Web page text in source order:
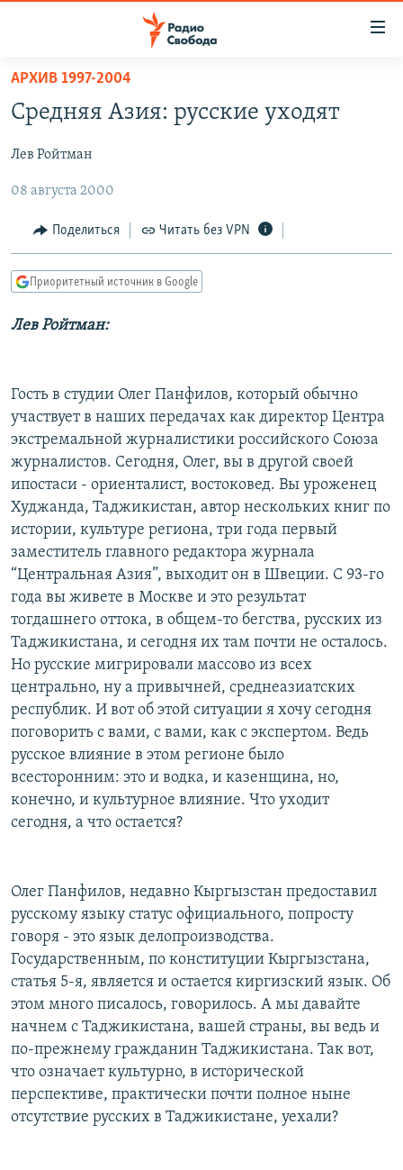
упрощенного
доступа
содержанию
Вернутся
главной
навигации
ПОДКАСТЫ
АВТОРСКИЕ ПРОЕКТЫ
ЦИТАТЫ СВОБОДЫ
МНЕНИЯ
КУЛЬТУРА
IDEL.РЕАЛИИ
КАВКАЗ.РЕАЛИИ
СИБИРЬ.РЕАЛИИ
РАСПИСАНИЕ ВЕЩАНИЯ
ПОДПИШИТЕСЬ НА РАССЫЛКУ
СОЦИАЛЬНЫЕ СЕТИ
Все сайты РСЕ/РС
АРХИВ 1997-2004
Средняя Азия: русские уходят
Лев Ройтман
08 августа 2000
Поделиться Читать без VPN
Приоритетный источник в Google
Лев Ройтман:
Гость в студии Олег Панфилов, который обычно
участвует в наших передачах как директор Центра
экстремальной журналистики российского Союза
журналистов. Сегодня, Олег, вы в другой своей
ипостаси - ориенталист, востоковед. Вы уроженец
Худжанда, Таджикистан, автор нескольких книг по
истории, культуре региона, три года первый
заместитель главного редактора журнала
“Центральная Азия”, выходит он в Швеции. С 93-го
года вы живете в Москве и это результат
тогдашнего оттока, в общем-то бегства, русских из
Таджикистана, и сегодня их там почти не осталось.
Но русские мигрировали массово из всех
центрально, ну а привычней, среднеазиатских
республик. И вот об этой ситуации я хочу сегодня
поговорить с вами, с вами, как с экспертом. Ведь
русское влияние в этом регионе было
всесторонним: это и водка, и казенщина, но,
конечно, и культурное влияние. Что уходит
сегодня, а что остается?
Олег Панфилов, недавно Кыргызстан предоставил
русскому языку статус официального, попросту
говоря - это язык делопроизводства.
Государственным, по конституции Кыргызстана,
статья 5-я, является и остается киргизский язык. Об
этом много писалось, говорилось. А мы давайте
начнем с Таджикистана, вашей страны, вы ведь и
по-прежнему гражданин Таджикистана. Так вот,
что означает культурно, в исторической
перспективе, практически почти полное ныне
отсутствие русских в Таджикистане, уехали?